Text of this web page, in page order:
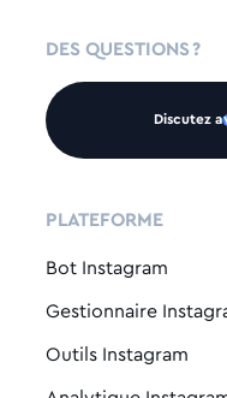
DES QUESTIONS ?
Discutez
PLATEFORME
Bot Instagram
Gestionnaire
Outils Instagram